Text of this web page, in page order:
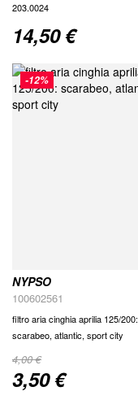
203.0024
14,50 €
-12%
NYPSO
100602561
filtro aria cinghia aprilia 125/200:
scarabeo, atlantic, sport city
Special
Price
3,50 €
4,00 €